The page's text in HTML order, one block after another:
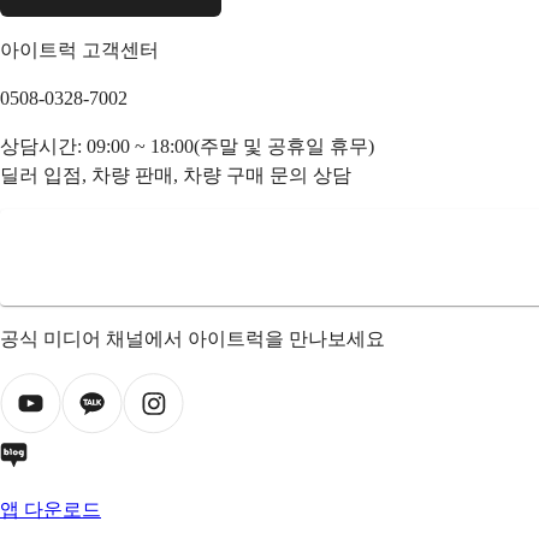
아이트럭 고객센터
0508-0328-7002
상담시간: 09:00 ~ 18:00(주말 및 공휴일 휴무)
딜러 입점, 차량 판매, 차량 구매 문의 상담
공식 미디어 채널에서 아이트럭을 만나보세요
앱 다운로드